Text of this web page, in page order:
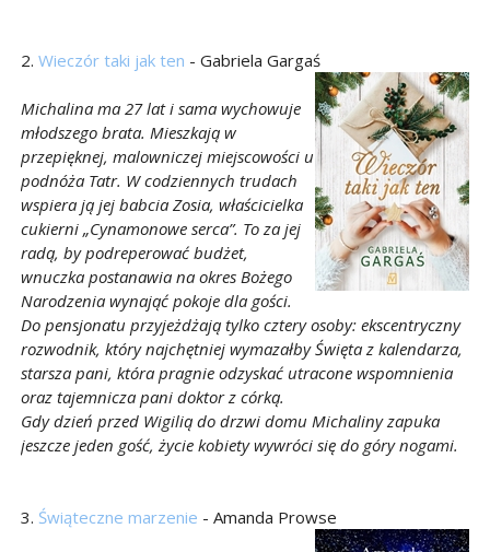
2. Wieczór taki jak ten - Gabriela Gargaś
Michalina ma 27 lat i sama wychowuje
młodszego brata. Mieszkają w
przepięknej, malowniczej miejscowości u
podnóża Tatr. W codziennych trudach
wspiera ją jej babcia Zosia, właścicielka
cukierni „Cynamonowe serca”. To za jej
radą, by podreperować budżet,
wnuczka postanawia na okres Bożego
Narodzenia wynająć pokoje dla gości.
Do pensjonatu przyjeżdżają tylko cztery osoby: ekscentryczny
rozwodnik, który najchętniej wymazałby Święta z kalendarza,
starsza pani, która pragnie odzyskać utracone wspomnienia
oraz tajemnicza pani doktor z córką.
Gdy dzień przed Wigilią do drzwi domu Michaliny zapuka
jeszcze jeden gość, życie kobiety wywróci się do góry nogami.
3. Świąteczne marzenie - Amanda Prowse